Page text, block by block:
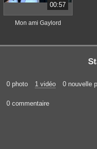
00:57
Mon ami Gaylord
0 photo 1 vidéo 0 nouvelle
0 commentaire